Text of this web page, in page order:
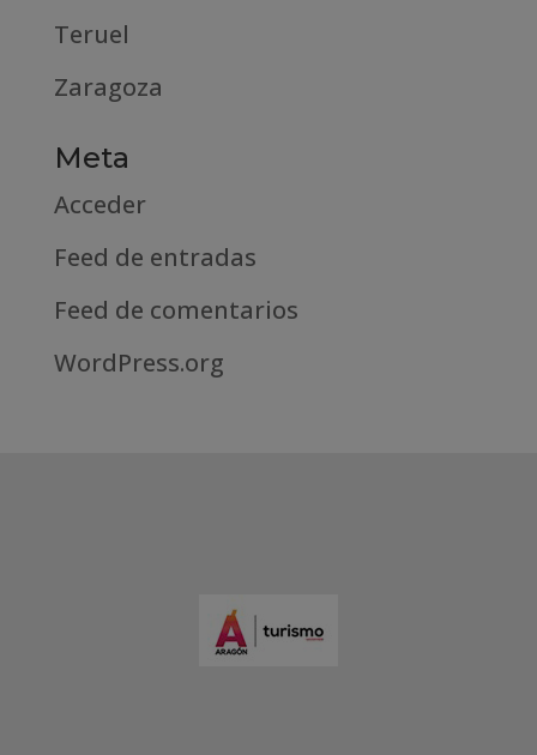
Teruel
Zaragoza
Meta
Acceder
Feed de entradas
Feed de comentarios
WordPress.org